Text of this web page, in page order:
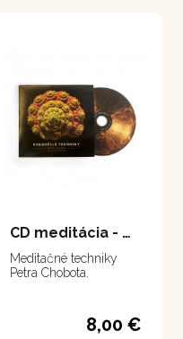
CD meditácia - Meditácia Petra Chobota
Meditačné techniky
Petra Chobota.
8,00 €